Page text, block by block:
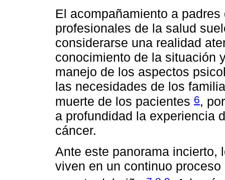
El acompañamiento a
profesionales de la salud
considerarse una realidad
conocimiento de la situación
manejo de los aspectos
las necesidades de los
muerte de los pacientes 6,
a profundidad la experiencia
cáncer.
Ante este panorama incierto,
viven en un continuo